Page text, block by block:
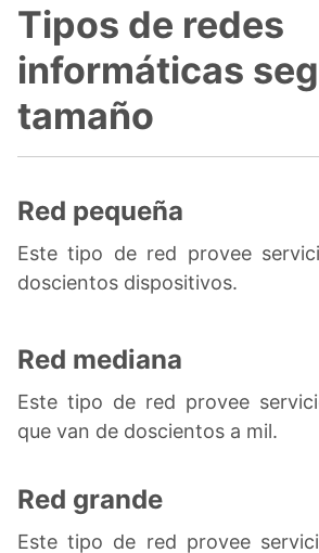
Tipos de redes
informáticas
tamaño
Red pequeña
Este tipo de red provee
doscientos dispositivos.
Red mediana
Este tipo de red provee
que van de doscientos a mil.
Red grande
Este tipo de red provee